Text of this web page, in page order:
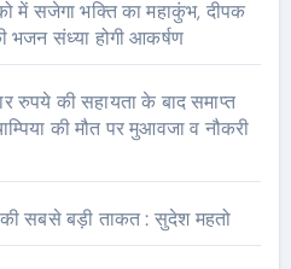
में सजेगा भक्ति का महाकुंभ, दीपक
भजन संध्या होगी आकर्षण
की सहायता के बाद समाप्त
की मौत पर मुआवजा व नौकरी
सबसे बड़ी ताकत : सुदेश महतो